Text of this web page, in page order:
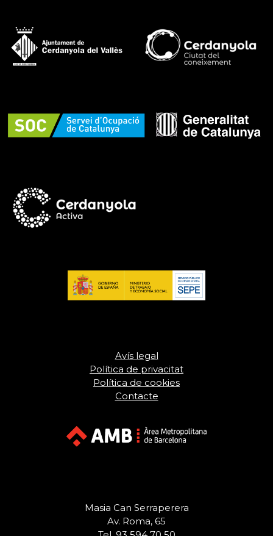
Avís legal
Política de privacitat
Política de cookies
Contacte
Masia Can Serraperera
Av. Roma, 65